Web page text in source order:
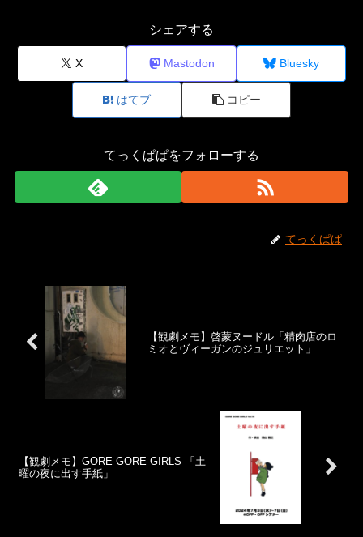
シェアする
X Mastodon Bluesky
はてブ コピー
てっくぱぱをフォローする
てっくぱぱ
【観劇メモ】啓蒙ヌードル「精肉店のロ
ミオとヴィーガンのジュリエット」
【観劇メモ】GORE GORE GIRLS 「土
曜の夜に出す手紙」